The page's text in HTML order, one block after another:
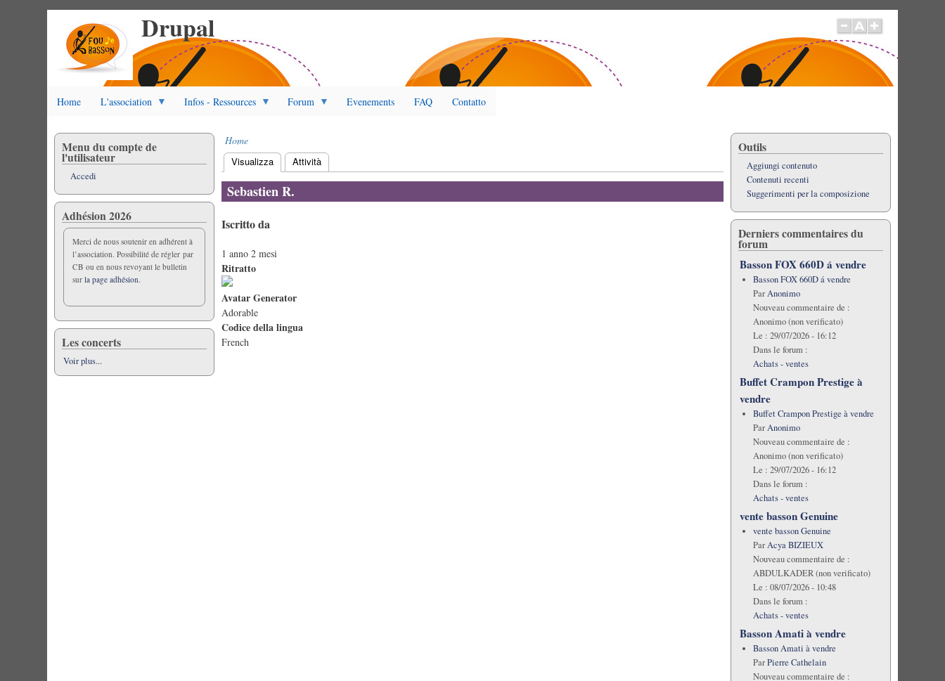
Drupal
Home L'association Infos - Ressources Forum Evenements FAQ Contatto
Briciole
di
pane
Home
Schede
primarie
Visualizza (scheda attiva)
Attività
Sebastien R.
Iscritto da
1 anno 2 mesi
Ritratto
Avatar Generator
Adorable
Codice della lingua
French
Menu du compte de
l'utilisateur
Accedi
Adhésion 2026
Merci de nous soutenir en adhérent à
l’association. Possibilité de régler par
CB ou en nous revoyant le bulletin
surla page adhésion.
Les concerts
Voir plus...
Outils
Aggiungi contenuto
Contenuti recenti
Suggerimenti per la composizione
Derniers commentaires du
forum
Basson FOX 660D á vendre
Basson FOX 660D á vendre
ParAnonimo
Nouveau commentaire de :
Anonimo (non verificato)
Le : 29/07/2026 - 16:12
Dans le forum :
Achats - ventes
Buffet Crampon Prestige à
vendre
Buffet Crampon Prestige à vendre
ParAnonimo
Nouveau commentaire de :
Anonimo (non verificato)
Le : 29/07/2026 - 16:12
Dans le forum :
Achats - ventes
vente basson Genuine
vente basson Genuine
ParAcya BIZIEUX
Nouveau commentaire de :
ABDULKADER (non verificato)
Le : 08/07/2026 - 10:48
Dans le forum :
Achats - ventes
Basson Amati à vendre
Basson Amati à vendre
ParPierre Cathelain
Nouveau commentaire de :